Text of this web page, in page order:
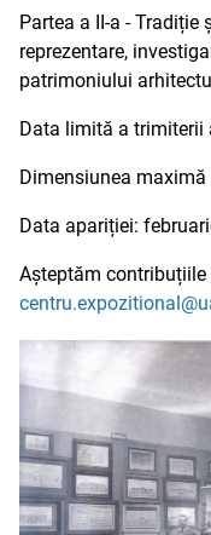
Partea a II-a -
reprezentare,
patrimoniului
Data limită a trimiterii
Dimensiunea
Data apariției:
Așteptăm contribuțiile